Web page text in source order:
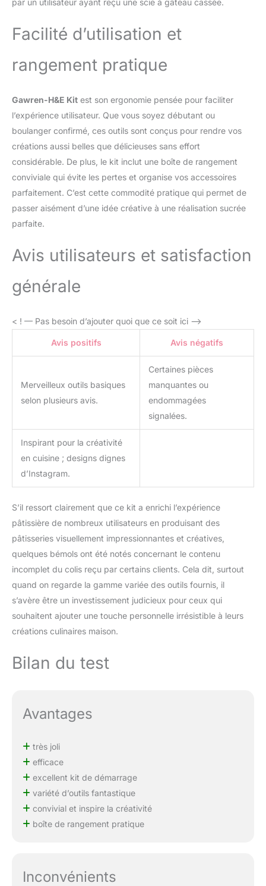
cuisson simplifie la
différentes tailles. Sa
surface anti-adhésive et
garantissent la perfection
robuste, il assure un joint
étanche pour une
cuisson au bain-marie
sans soucis, gardant
Maîtrisez l'art des
fournitures de décoration
de gâteaux : décorez
sans effort avec notre
pour les événements
couches parfaites
jusqu'à 27,9 cm avec un
minimum de perturbation
avons inclus 24 douilles
avec des coupleurs
polyvalents et des
poches à douille, vous
permettant de créer des
motifs de glaçage
Libérez votre flair créatif
et préparez chaque
d'utilisation (français non
garanti) pour les
débutants : avec chaque
achat, commencez votre
gâteaux en toute
confiance. Recevez un
guide eBook rempli de
par un utilisateur ayant reçu une scie à gâteau cassée.
Facilité d’utilisation et
rangement pratique
Gawren-H&E Kit est son ergonomie pensée pour faciliter
l’expérience utilisateur. Que vous soyez débutant ou
boulanger confirmé, ces outils sont conçus pour rendre vos
créations aussi belles que délicieuses sans effort
considérable. De plus, le kit inclut une boîte de rangement
conviviale qui évite les pertes et organise vos accessoires
parfaitement. C’est cette commodité pratique qui permet de
passer aisément d’une idée créative à une réalisation sucrée
parfaite.
Avis utilisateurs et satisfaction
générale
< ! — Pas besoin d’ajouter quoi que ce soit ici –>
Avis positifs Avis négatifs
Merveilleux outils basiques
selon plusieurs avis.
Certaines pièces
manquantes ou
endommagées
signalées.
Inspirant pour la créativité
en cuisine ; designs dignes
d’Instagram.
S’il ressort clairement que ce kit a enrichi l’expérience
pâtissière de nombreux utilisateurs en produisant des
pâtisseries visuellement impressionnantes et créatives,
quelques bémols ont été notés concernant le contenu
incomplet du colis reçu par certains clients. Cela dit, surtout
quand on regarde la gamme variée des outils fournis, il
s’avère être un investissement judicieux pour ceux qui
souhaitent ajouter une touche personnelle irrésistible à leurs
créations culinaires maison.
Bilan du test
Avantages
très joli
efficace
excellent kit de démarrage
variété d’outils fantastique
convivial et inspire la créativité
boîte de rangement pratique
Inconvénients